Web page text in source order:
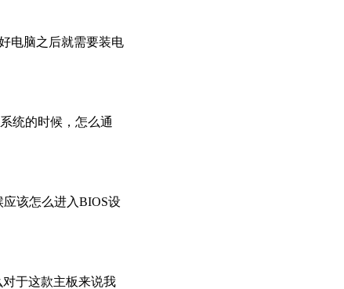
电脑之后就需要装电
统的时候，怎么通
该怎么进入BIOS设
于这款主板来说我